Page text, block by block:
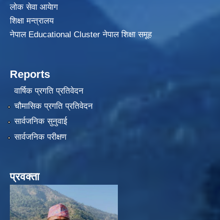
लोक सेवा आयेाग
शिक्षा मन्त्रालय
नेपाल Educational Cluster नेपाल शिक्षा समूह
Reports
वार्षिक प्रगति प्रतिवेदन
चौमासिक प्रगति प्रतिवेदन
सार्वजनिक सुनुवाई
सार्वजनिक परीक्षण
प्रवक्ता